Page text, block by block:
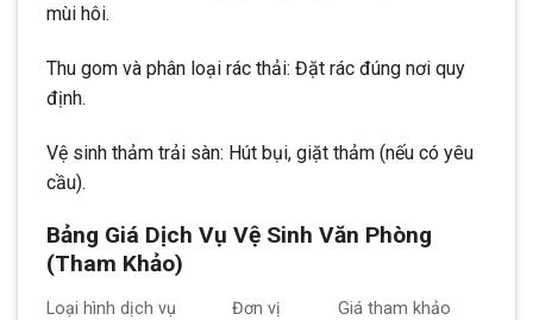
mùi hôi.
Thu gom và phân loại rác thải: Đặt rác đúng nơi quy
định.
Vệ sinh thảm trải sàn: Hút bụi, giặt thảm (nếu có yêu
cầu).
Bảng Giá Dịch Vụ Vệ Sinh Văn Phòng
(Tham Khảo)
Loại hình dịch vụ Đơn vị Giá tham khảo